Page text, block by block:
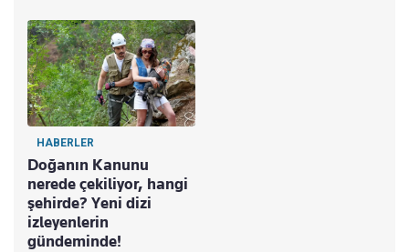
HABERLER
Doğanın Kanunu
nerede çekiliyor, hangi
şehirde? Yeni dizi
izleyenlerin
gündeminde!